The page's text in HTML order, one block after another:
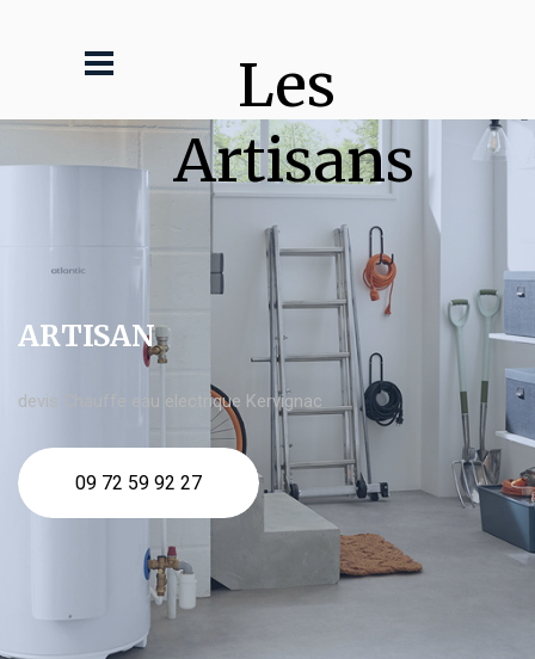
Les
Artisans
ARTISAN
devis Chauffe eau electrique Kervignac
09 72 59 92 27